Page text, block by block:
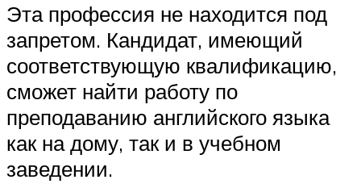
Эта профессия не находится под
запретом. Кандидат, имеющий
соответствующую квалификацию,
сможет найти работу по
преподаванию английского языка
как на дому, так и в учебном
заведении.